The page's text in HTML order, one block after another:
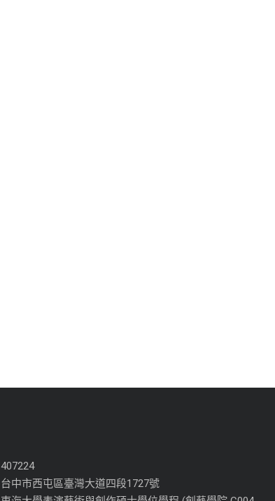
407224
台中市西屯區臺灣大道四段1727號